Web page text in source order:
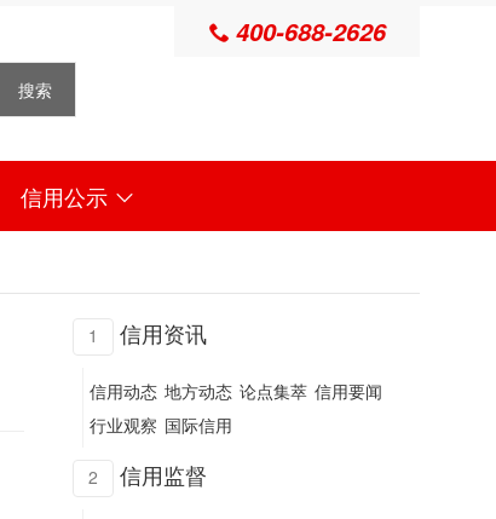
搜索
 400-688-2626
信用公示 
1 信用资讯
信用动态 地方动态 论点集萃 信用要闻
行业观察 国际信用
2 信用监督